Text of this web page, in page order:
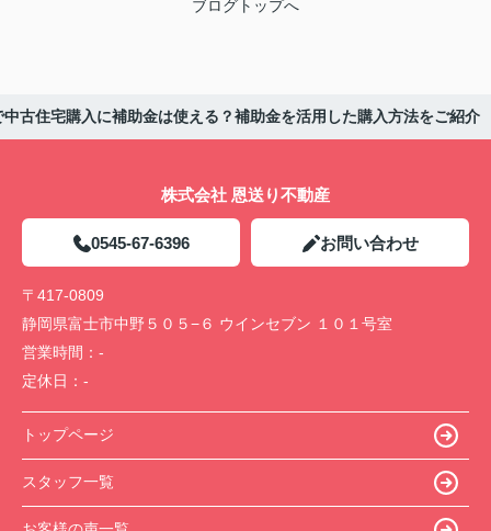
ブログトップへ
中古住宅購入に補助金は使える？補助金を活用した購入方法をご紹介
株式会社 恩送り不動産
0545-67-6396 お問い合わせ
〒417-0809
静岡県富士市中野５０５−６ ウインセブン １０１号室
営業時間： -
定休日： -
トップページ
スタッフ一覧